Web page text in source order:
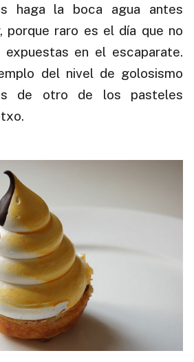
haga la boca agua antes
porque raro es el día que no
expuestas en el escaparate.
del nivel de golosismo
de otro de los pasteles